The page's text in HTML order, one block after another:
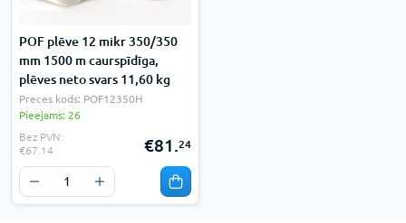
POF plēve 12 mikr 350/350
mm 1500 m caurspīdīga,
plēves neto svars 11,60 kg
Preces kods: POF12350H
Pieejams: 26
Bez PVN:
€67.14
€81.24